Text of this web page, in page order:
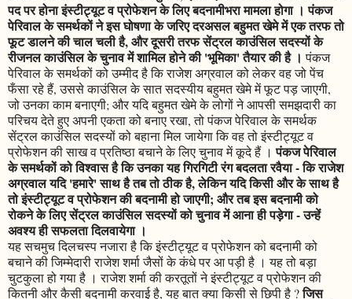
पद पर होना इंस्टीट्यूट व प्रोफेशन के लिए बदनामीभरा मामला होगा । पंकज
पेरिवाल के समर्थकों ने इस घोषणा के जरिए दरअसल बहुमत खेमे में एक तरफ तो
फूट डालने की चाल चली है, और दूसरी तरफ सेंट्रल काउंसिल सदस्यों के
रीजनल काउंसिल के चुनाव में शामिल होने की 'भूमिका' तैयार की है । पंकज
पेरिवाल के समर्थकों को उम्मीद है कि राजेश अग्रवाल को लेकर वह जो पेंच
फँसा रहे हैं, उससे काउंसिल के सात सदस्यीय बहुमत खेमे में फूट पड़ जाएगी,
जो उनका काम बनाएगी; और यदि बहुमत खेमे के लोगों ने आपसी समझदारी का
परिचय देते हुए अपनी एकता को बनाए रखा, तो पंकज पेरिवाल के समर्थक
सेंट्रल काउंसिल सदस्यों को बहाना मिल जायेगा कि वह तो इंस्टीट्यूट व
प्रोफेशन की साख व प्रतिष्ठा बचाने के लिए चुनाव में कूदे हैं ।पंकज पेरिवाल
के समर्थकों को विश्वास है कि उनका यह गिरगिटी रंग बदलता रवैया - कि राजेश
अग्रवाल यदि 'हमारे' साथ है तब तो ठीक है, लेकिन यदि किसी और के साथ है
तो इंस्टीट्यूट व प्रोफेशन की बदनामी हो जाएगी; और तब इस बदनामी को
रोकने के लिए सेंट्रल काउंसिल सदस्यों को चुनाव में आना ही पड़ेगा - उन्हें
अवश्य ही सफलता दिलवायेगा ।
यह सचमुच दिलचस्प नजारा है कि इंस्टीट्यूट व प्रोफेशन को बदनामी को
बचाने की जिम्मेदारी राजेश शर्मा जैसों के कंधे पर आ पड़ी है । यह तो बड़ा
चुटकुला हो गया है । राजेश शर्मा की करतूतों ने इंस्टीट्यूट व प्रोफेशन की
कितनी और कैसी बदनामी करवाई है, यह बात क्या किसी से छिपी है ?जिस